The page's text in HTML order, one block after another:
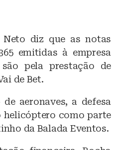
Neto diz que as notas
emitidas à empresa
pela prestação de
de Bet.
aeronaves, a defesa
helicóptero como parte
da Balada Eventos.